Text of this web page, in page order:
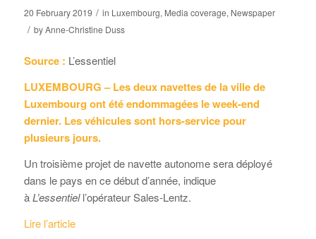
20 February 2019 / in Luxembourg, Media coverage, Newspaper
/ byAnne-Christine Duss
Source : L’essentiel
LUXEMBOURG – Les deux navettes de la ville de
Luxembourg ont été endommagées le week-end
dernier. Les véhicules sont hors-service pour
plusieurs jours.
Un troisième projet de navette autonome sera déployé
dans le pays en ce début d’année, indique
àL’essentiell’opérateur Sales-Lentz.
Lire l’article